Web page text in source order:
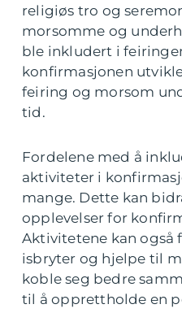
religiøs tro og
morsomme og
ble inkludert i
konfirmasjonen
feiring og morsom
tid.
Fordelene med å
aktiviteter i
mange. Dette kan
opplevelser for
Aktivitetene kan også
isbryter og hjelpe til
koble seg bedre
til å opprettholde en